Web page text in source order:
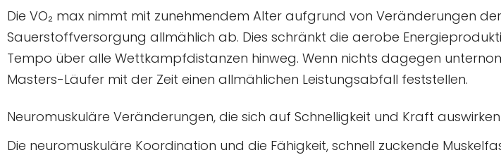
Die VO₂ max nimmt mit zunehmendem Alter aufgrund von Veränderungen
Sauerstoffversorgung allmählich ab. Dies schränkt die aerobe
Tempo über alle Wettkampfdistanzen hinweg. Wenn nichts dagegen
Masters-Läufer mit der Zeit einen allmählichen Leistungsabfall feststellen.
Neuromuskuläre Veränderungen, die sich auf Schnelligkeit und Kraft auswirken
Die neuromuskuläre Koordination und die Fähigkeit, schnell zuckende